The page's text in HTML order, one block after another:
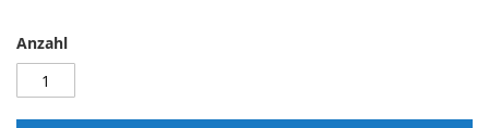
Anzahl